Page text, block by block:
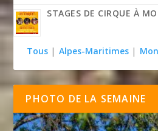
STAGES DE CIRQUE À
Tous | Alpes-Maritimes |
PHOTO DE LA SEMAINE